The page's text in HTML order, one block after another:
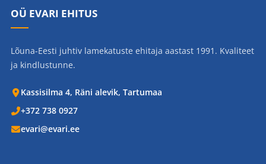
OÜ EVARI EHITUS
Lõuna-Eesti juhtiv lamekatuste ehitaja aastast 1991. Kvaliteet
ja kindlustunne.
Kassisilma 4, Räni alevik, Tartumaa
+372 738 0927
evari@evari.ee